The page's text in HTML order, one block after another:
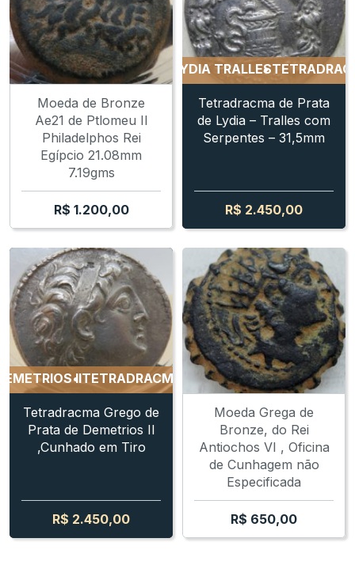
Moeda de Bronze
Ae21 de Ptlomeu II
Philadelphos Rei
Egípcio 21.08mm
7.19gms
R$ 1.200,00
GREGO - LYDIA TRALLESTETRADRACMA
Tetradracma de Prata
de Lydia – Tralles com
Serpentes – 31,5mm
R$ 2.450,00
IITETRADRACMA PRATA DEMETRIOS II
Tetradracma Grego de
Prata de Demetrios II
,Cunhado em Tiro
R$ 2.450,00
Moeda Grega de
Bronze, do Rei
Antiochos VI , Oficina
de Cunhagem não
Especificada
R$ 650,00